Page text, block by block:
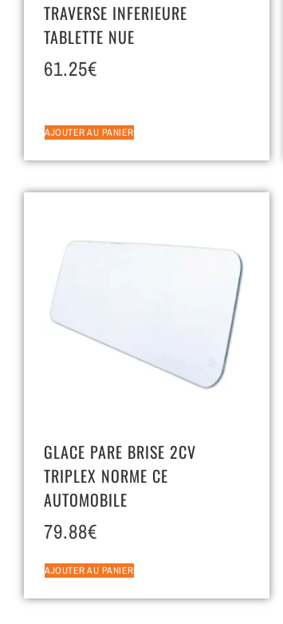
TRAVERSE INFERIEURE
TABLETTE NUE
61.25€
AJOUTER AU PANIER
GLACE PARE BRISE 2CV
TRIPLEX NORME CE
AUTOMOBILE
79.88€
AJOUTER AU PANIER